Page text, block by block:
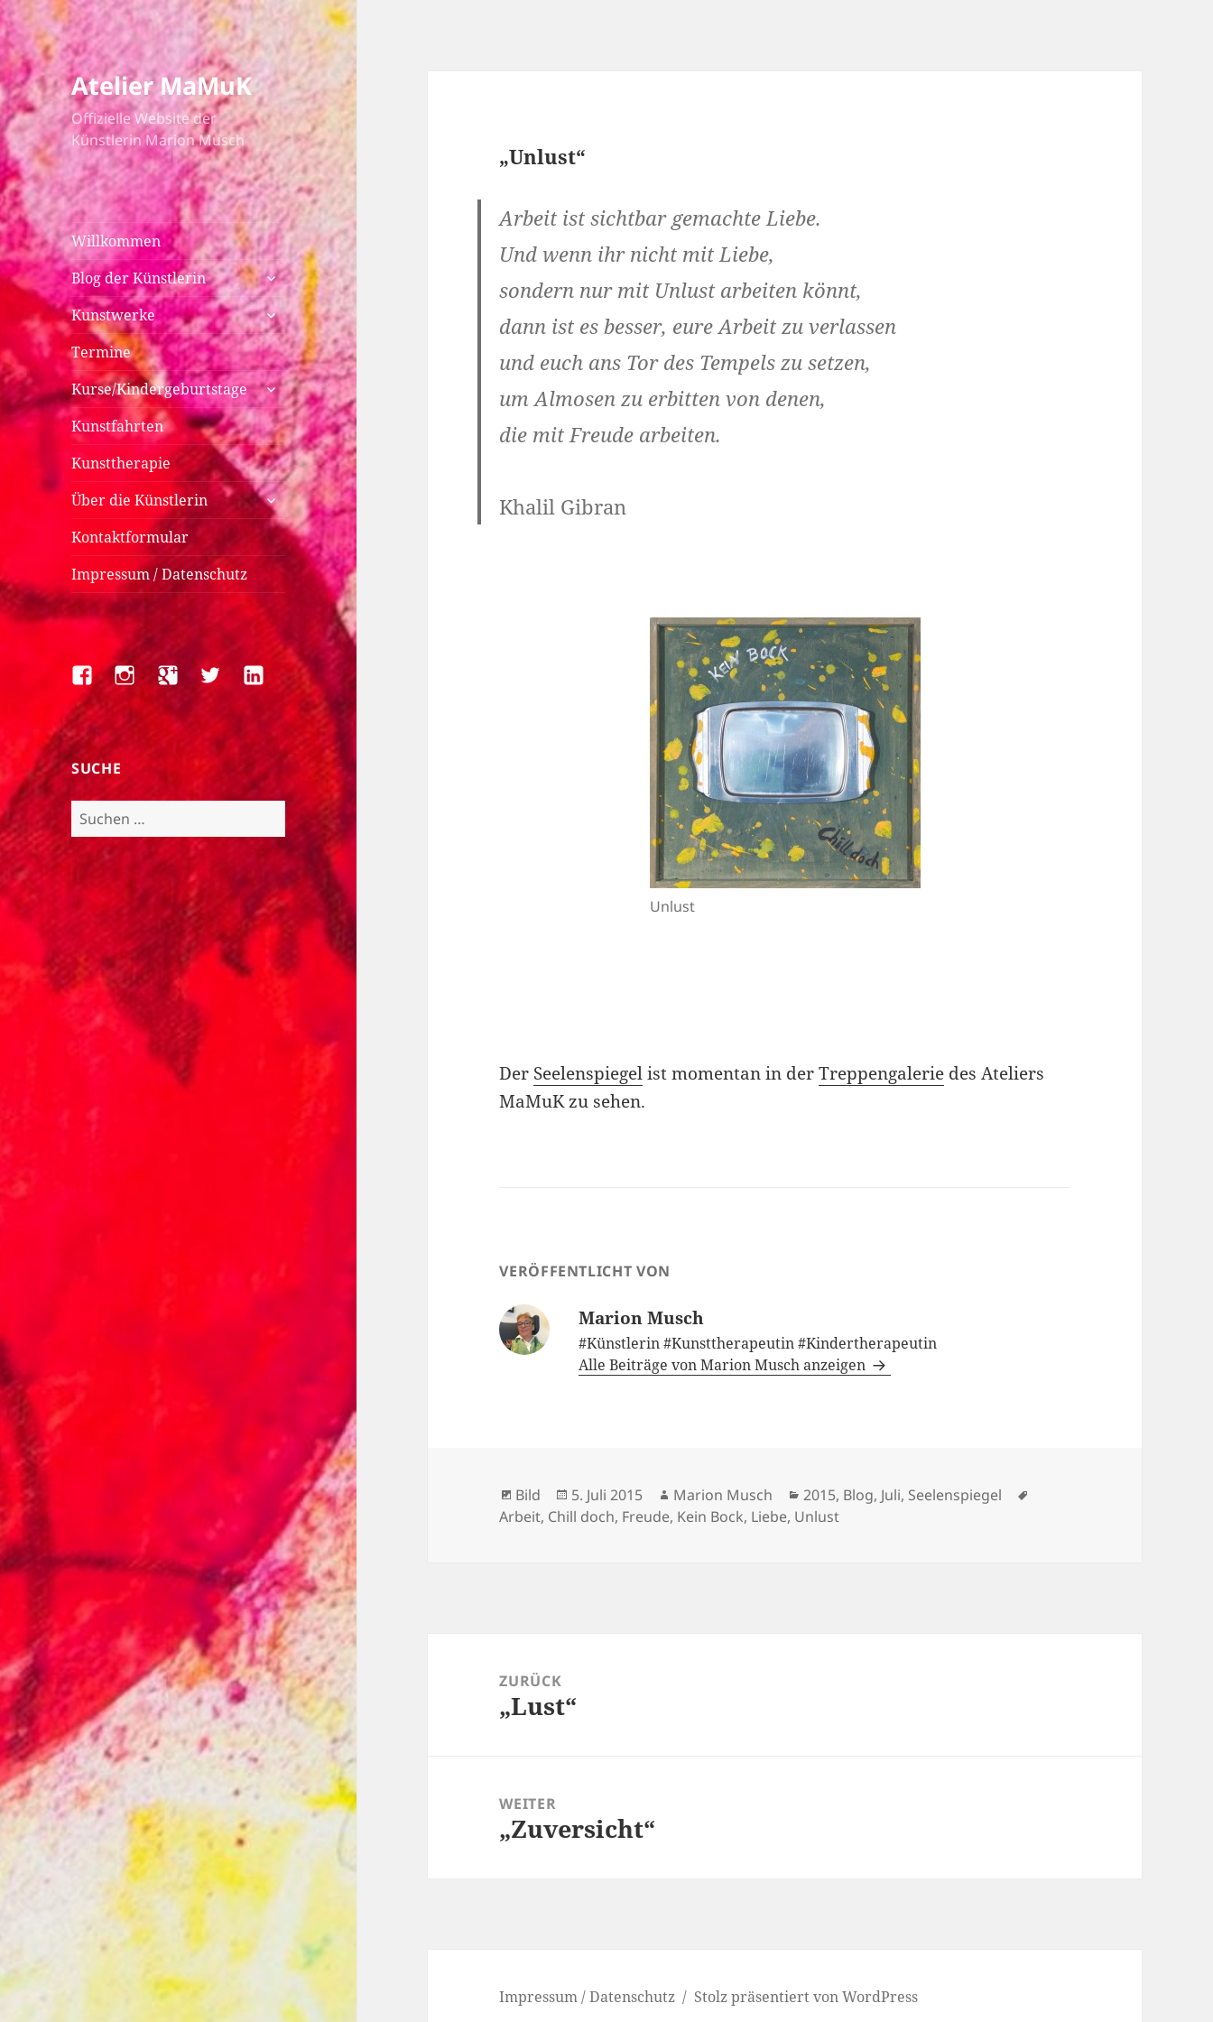
Atelier MaMuK
Offizielle Website der
Künstlerin Marion Musch
Willkommen
Blog der Künstlerin
untermenü
anzeigen
Kunstwerke
untermenü
anzeigen
Termine
Kurse/Kindergeburtstage untermenü
anzeigen
Kunstfahrten
Kunsttherapie
Über die Künstlerin
untermenü
anzeigen
Kontaktformular
Impressum / Datenschutz
FacebookInstagramGoogle+TwitterLinkedIn
SUCHE
Suchen
nach:
„Unlust“
Arbeit ist sichtbar gemachte Liebe.
Und wenn ihr nicht mit Liebe,
sondern nur mit Unlust arbeiten könnt,
dann ist es besser, eure Arbeit zu verlassen
und euch ans Tor des Tempels zu setzen,
um Almosen zu erbitten von denen,
die mit Freude arbeiten.
Khalil Gibran
Unlust
Der Seelenspiegelist momentan in derTreppengalerie des Ateliers
MaMuK zu sehen.
VERÖFFENTLICHT VON
Marion Musch
#Künstlerin #Kunsttherapeutin #Kindertherapeutin
Alle Beiträge von Marion Musch anzeigen
Format
Bild
Veröffentlicht
am
5. Juli 2015 Autor
Marion Musch Kategorien
2015, Blog, Juli, Seelenspiegel
Arbeit, Chill doch, Freude, Kein Bock, Liebe, Unlust
ZURÜCK
Vorheriger
„Lust“
WEITER
Nächster
„Zuversicht“
Impressum / Datenschutz Stolz präsentiert von WordPress